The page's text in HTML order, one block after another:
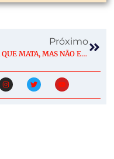
Próximo
O AR QUE MATA, MAS NÃO ENTRA NA ESTATÍSTICA